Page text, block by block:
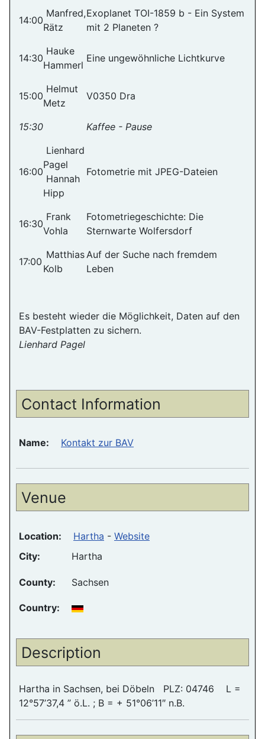
14:00
Manfred,
Rätz
Exoplanet TOI-1859 b - Ein System
mit 2 Planeten ?
14:30
Hauke
Hammerl
Eine ungewöhnliche Lichtkurve
15:00
Helmut
Metz
V0350 Dra
15:30 Kaffee - Pause
16:00
Lienhard
Pagel
Hannah
Hipp
Fotometrie mit JPEG-Dateien
16:30
Frank
Vohla
Fotometriegeschichte: Die
Sternwarte Wolfersdorf
17:00
Matthias
Kolb
Auf der Suche nach fremdem
Leben
Es besteht wieder die Möglichkeit, Daten auf den
BAV-Festplatten zu sichern.
Lienhard Pagel
Contact Information
Name: Kontakt zur BAV
Venue
Location: Hartha - Website
City:
Hartha
County: Sachsen
Country:
Description
Hartha in Sachsen, bei Döbeln PLZ: 04746 L =
12°57’37,4 ” ö.L. ; B = + 51°06’11″ n.B.